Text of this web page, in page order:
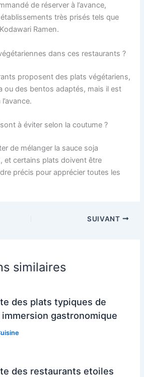
de réserver à l’avance,
très prisés tels que
Ramen.
dans ces restaurants ?
proposent des plats végétariens,
ou des bentos adaptés, mais il est
à éviter selon la coutume ?
de mélanger la sauce soja
et certains plats doivent être
précis pour apprécier toutes les
SUIVANT
similaires
des plats typiques de
gastronomique
des restaurants etoiles